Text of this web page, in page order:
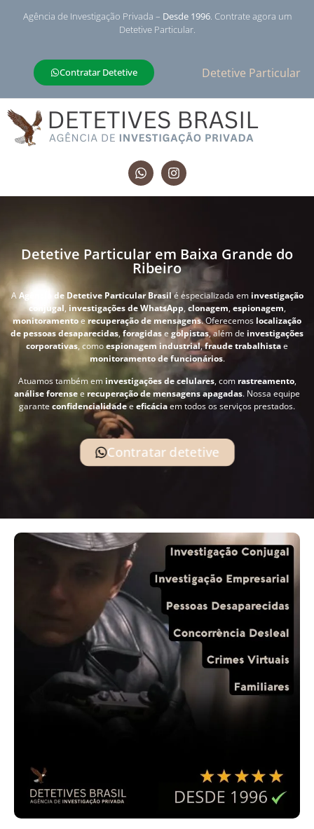
Agência de Investigação Privada – Desde 1996. Contrate agora um
Detetive Particular.
Contratar Detetive Detetive Particular
Detetive Particular em Baixa Grande do
Ribeiro
AAgência de Detetive Particular Brasilé especializada em investigação
conjugal, investigações de WhatsApp,clonagem,espionagem,
monitoramentoerecuperação de mensagens. Oferecemos localização
de pessoas desaparecidas,foragidase golpistas, além de investigações
corporativas, comoespionagem industrial,fraude trabalhistae
monitoramento de funcionários.
Atuamos também em investigações de celulares, com rastreamento,
análise forensee recuperação de mensagens apagadas. Nossa equipe
garanteconfidencialidadee eficáciaem todos os serviços prestados.
Contratar detetive